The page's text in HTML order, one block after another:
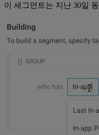
이 세그먼트는 지난 30일